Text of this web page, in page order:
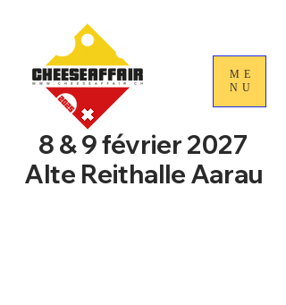
ME
NU
8 & 9 février 2027
Alte Reithalle Aarau